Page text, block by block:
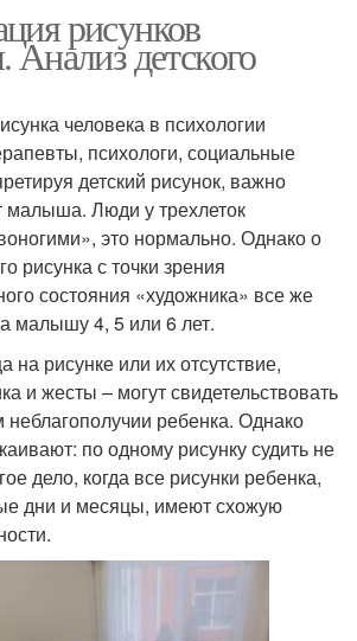
рисунков
Анализ детского
человека в психологии
психологи, социальные
детский рисунок, важно
малыша. Люди у трехлеток
это нормально. Однако о
рисунка с точки зрения
состояния «художника» все же
малышу 4, 5 или 6 лет.
на рисунке или их отсутствие,
и жесты – могут свидетельствовать
ребенка. Однако
по одному рисунку судить не
дело, когда все рисунки ребенка,
дни и месяцы, имеют схожую